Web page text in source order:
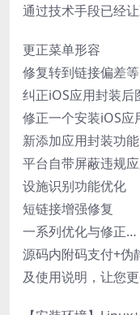
通过技术手段已经
更正菜单形容
修复转到链接偏差
纠正iOS应用封装后
修正一个安装iOS
新添加应用封装功能
平台自带屏蔽违规
设施识别功能优化
短链接增强修复
一系列优化与修正…
源码内附码支付+伪
及使用说明，让您